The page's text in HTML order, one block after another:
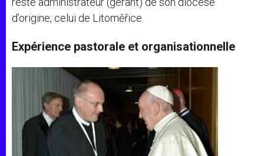
d’origine, celui de Litoměřice.
Expérience pastorale et organisationnelle